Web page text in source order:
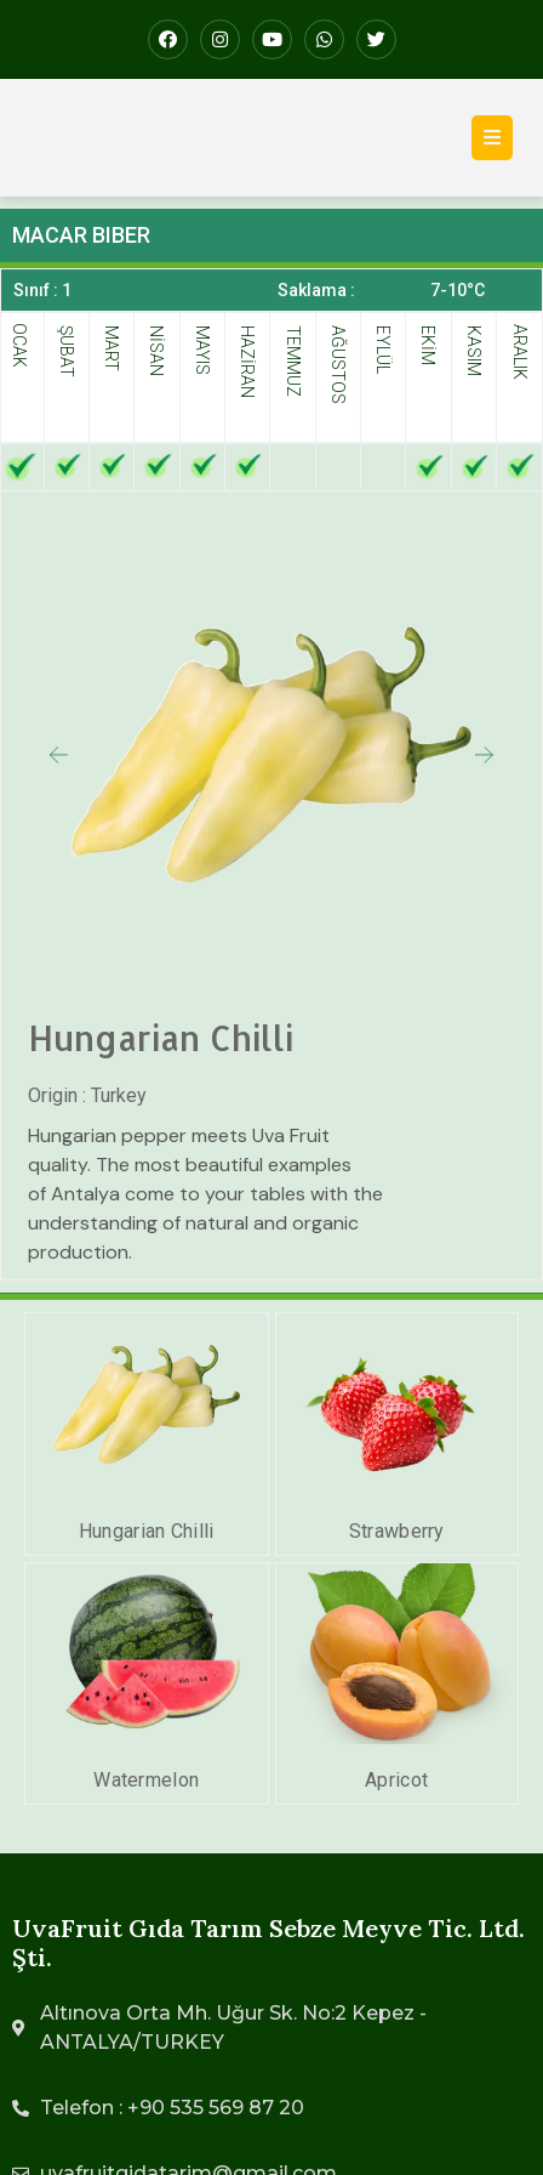
MACAR BIBER
Sınıf : 1 Saklama : 7-10°C
OCAK ŞUBAT MART NİSAN MAYIS HAZİRAN TEMMUZ AĞUSTOS EYLÜL EKİM KASIM ARALIK
Hungarian Chilli
Origin : Turkey
Hungarian pepper meets Uva Fruit
quality. The most beautiful examples
of Antalya come to your tables with the
understanding of natural and organic
production.
Hungarian Chilli Strawberry
Watermelon Apricot
UvaFruit Gıda Tarım Sebze Meyve Tic. Ltd.
Şti.
Altınova Orta Mh. Uğur Sk. No:2 Kepez -
ANTALYA/TURKEY
Telefon : +90 535 569 87 20